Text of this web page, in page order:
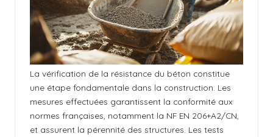
La vérification de la résistance du béton constitue
une étape fondamentale dans la construction. Les
mesures effectuées garantissent la conformité aux
normes françaises, notamment la NF EN 206+A2/CN,
et assurent la pérennité des structures. Les tests